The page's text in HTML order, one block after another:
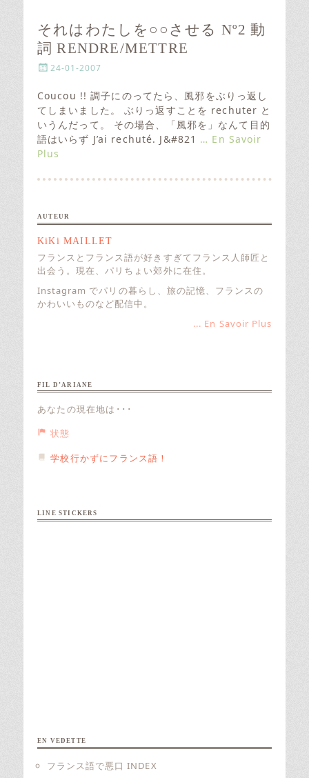
それはわたしを○○させる Nº2 動
詞 RENDRE/METTRE
P
s
e
d
o
n
24-01-2007
Coucou !! 調子にのってたら、風邪をぶりっ返し
てしまいました。 ぶりっ返すことを rechuter と
いうんだって。 その場合、「風邪を」なんて目的
語はいらず J’ai rechuté. J&#821 … En Savoir
Plus
AUTEUR
KiKi MAILLET
フランスとフランス語が好きすぎてフランス人師匠と
出会う。現在、パリちょい郊外に在住。
Instagram でパリの暮らし、旅の記憶、フランスの
かわいいものなど配信中。
... En Savoir Plus
FIL D’ARIANE
あなたの現在地は･･･
状態
学校行かずにフランス語！
LINE STICKERS
EN VEDETTE
フランス語で悪口 INDEX